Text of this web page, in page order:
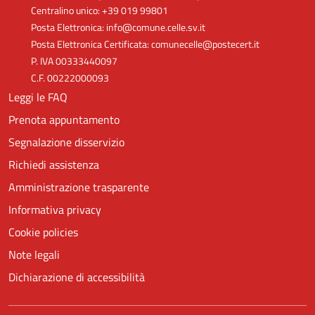
Centralino unico: +39 019 99801
Posta Elettronica: info@comune.celle.sv.it
Posta Elettronica Certificata: comunecelle@postecert.it
P. IVA 00333440097
C.F. 00222000093
Leggi le FAQ
Prenota appuntamento
Segnalazione disservizio
Richiedi assistenza
Amministrazione trasparente
Informativa privacy
Cookie policies
Note legali
Dichiarazione di accessibilità